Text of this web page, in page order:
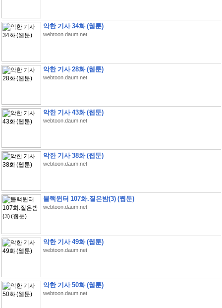
악한 기사 34화 (웹툰)
webtoon.daum.net
악한 기사 28화 (웹툰)
webtoon.daum.net
악한 기사 43화 (웹툰)
webtoon.daum.net
악한 기사 38화 (웹툰)
webtoon.daum.net
블랙윈터 107화.짙은밤(3) (웹툰)
webtoon.daum.net
악한 기사 49화 (웹툰)
webtoon.daum.net
악한 기사 50화 (웹툰)
webtoon.daum.net